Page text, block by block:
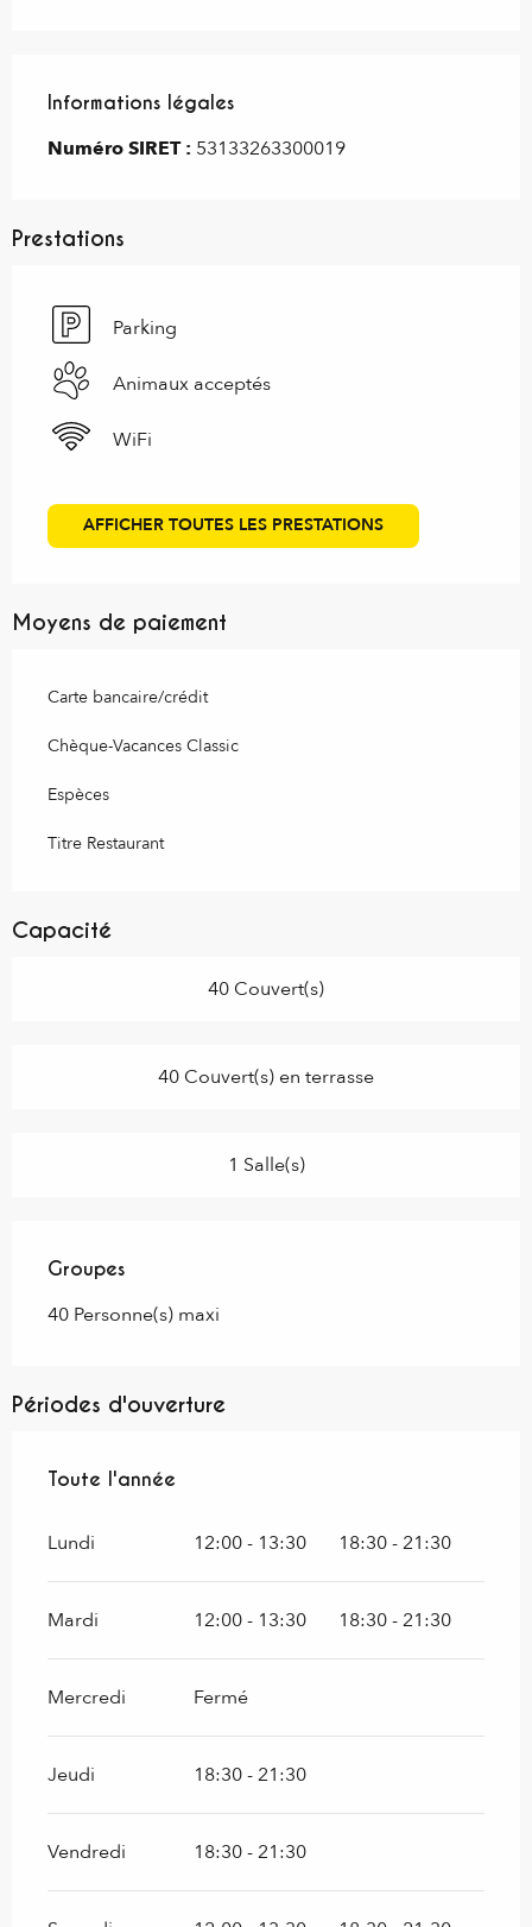
Informations légales
Informations légales
Numéro SIRET : 53133263300019
Prestations
Parking
Animaux acceptés
WiFi
AFFICHER TOUTES LES PRESTATIONS
Moyens de paiement
Carte bancaire/crédit
Chèque-Vacances Classic
Espèces
Titre Restaurant
Capacité
40 Couvert(s)
40 Couvert(s) en terrasse
1 Salle(s)
Groupes
Groupes
40 Personne(s) maxi
Périodes d'ouverture
Toute l'année
Toute l'année
Lundi 12:00 - 13:30 18:30 - 21:30
Mardi 12:00 - 13:30 18:30 - 21:30
Mercredi Fermé
Jeudi 18:30 - 21:30
Vendredi 18:30 - 21:30